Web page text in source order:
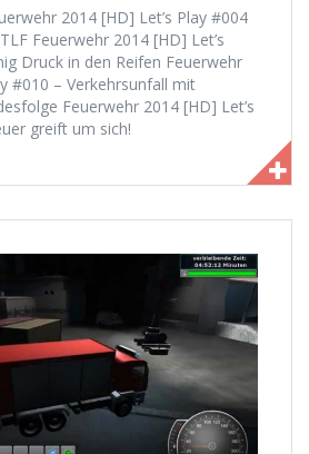
2014 [HD] Let’s Play #004
Feuerwehr 2014 [HD] Let’s
Druck in den Reifen Feuerwehr
#010 – Verkehrsunfall mit
Feuerwehr 2014 [HD] Let’s
greift um sich!